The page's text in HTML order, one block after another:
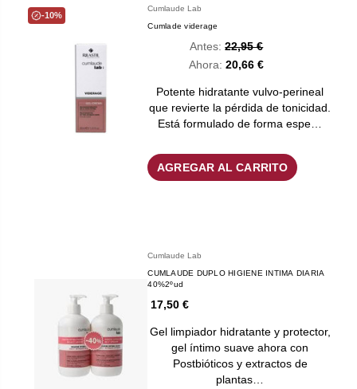
-10%
Cumlaude Lab
Cumlade viderage
Ahora: 20,66 €
Antes: 22,95 €
Potente hidratante vulvo-perineal
que revierte la pérdida de tonicidad.
Está formulado de forma espe…
AGREGAR AL CARRITO
Cumlaude Lab
CUMLAUDE DUPLO HIGIENE INTIMA DIARIA
40%2ºud
17,50 €
Gel limpiador hidratante y protector,
gel íntimo suave ahora con
Postbióticos y extractos de
plantas…